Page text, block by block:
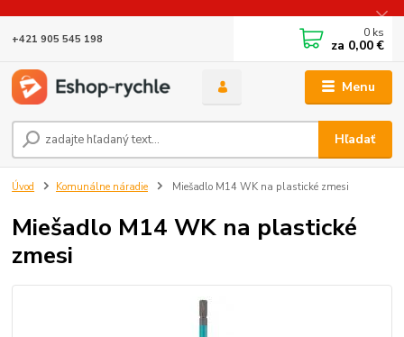
Menu
Hľadať
+421 905 545 198 0 ks
za 0,00 €
Úvod Komunálne náradie Miešadlo M14 WK na plastické zmesi
Miešadlo M14 WK na plastické
zmesi